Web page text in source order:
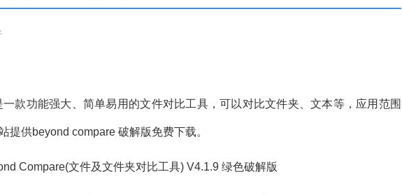
一款功能强大、简单易用的文件对比工具，可以对比文件夹、文本等，应用范围
提供beyond compare 破解版免费下载。